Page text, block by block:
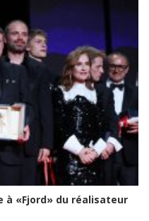
à «Fjord» du réalisateur